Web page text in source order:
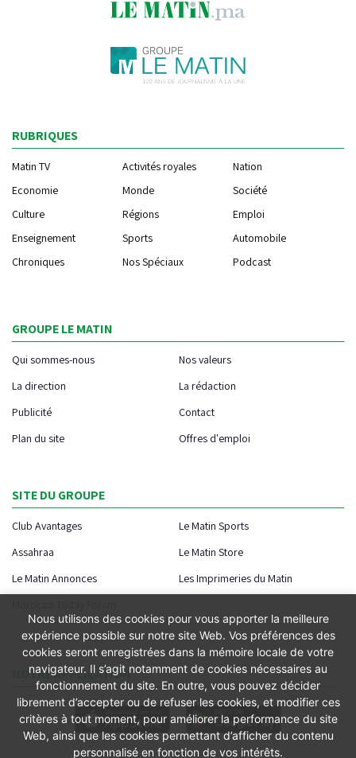
RUBRIQUES
Matin TV Activités royales
Nation
Economie
Monde
Société
Culture
Régions
Emploi
Enseignement
Sports
Automobile
Chroniques
Nos Spéciaux Podcast
GROUPE LE MATIN
Qui sommes-nous
Nos valeurs
La direction
La rédaction
Publicité
Contact
Plan du site
Offres d'emploi
SITE DU GROUPE
Club Avantages
Le Matin Sports
Assahraa
Le Matin Store
Le Matin Annonces
Les Imprimeries du Matin
NOTRE APPLICATION
Nous utilisons des cookies pour vous apporter la meilleure
expérience possible sur notre site Web. Vos préférences des
cookies seront enregistrées dans la mémoire locale de votre
navigateur. Il s’agit notamment de cookies nécessaires au
fonctionnement du site. En outre, vous pouvez décider
librement d’accepter ou de refuser les cookies, et modifier ces
critères à tout moment, pour améliorer la performance du site
Web, ainsi que les cookies permettant d’afficher du contenu
personnalisé en fonction de vos intérêts.